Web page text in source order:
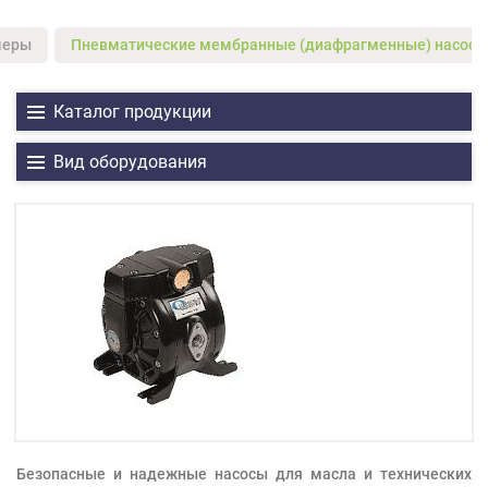
Пневматические мембранные (диафрагменные)
Каталог продукции
Вид оборудования
Безопасные и надежные насосы для масла и технических